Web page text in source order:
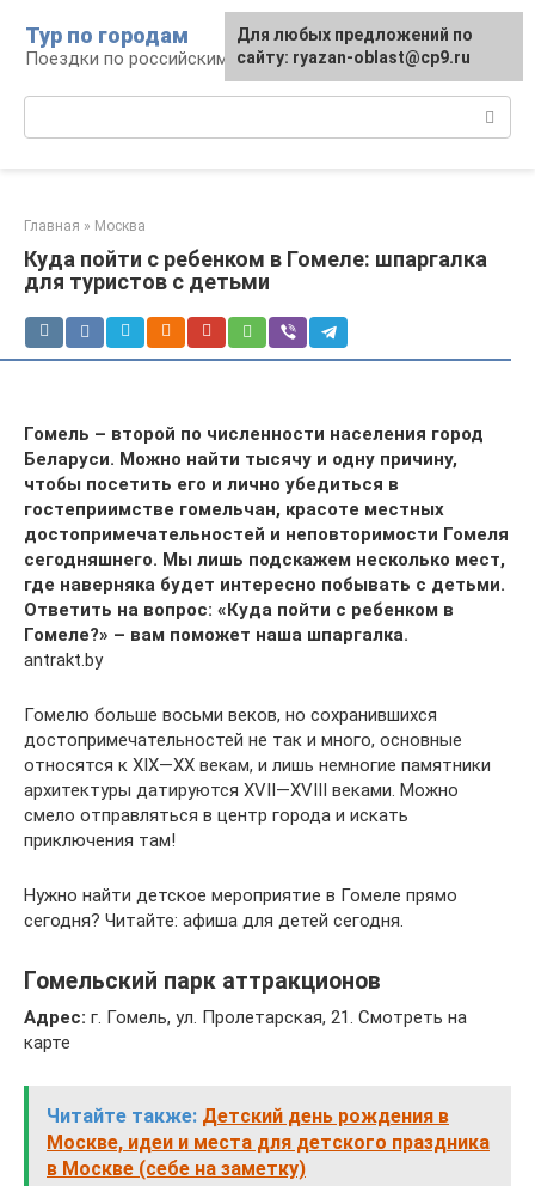
контенту
Тур по городам
Поездки по российским городам
Главная » Москва
Куда пойти с ребенком в Гомеле: шпаргалка
для туристов с детьми
Гомель – второй по численности населения город
Беларуси. Можно найти тысячу и одну причину,
чтобы посетить его и лично убедиться в
гостеприимстве гомельчан, красоте местных
достопримечательностей и неповторимости Гомеля
сегодняшнего. Мы лишь подскажем несколько мест,
где наверняка будет интересно побывать с детьми.
Ответить на вопрос: «Куда пойти с ребенком в
Гомеле?» – вам поможет наша шпаргалка.
antrakt.by
Гомелю больше восьми веков, но сохранившихся
достопримечательностей не так и много, основные
относятся к XIX—XX векам, и лишь немногие памятники
архитектуры датируются XVII—XVIII веками. Можно
смело отправляться в центр города и искать
приключения там!
Нужно найти детское мероприятие в Гомеле прямо
сегодня? Читайте: афиша для детей сегодня.
Гомельский парк аттракционов
Адрес: г. Гомель, ул. Пролетарская, 21. Смотреть на
карте
Читайте также: Детский день рождения в
Москве, идеи и места для детского праздника
в Москве (себе на заметку)
Для любых предложений по
сайту: ryazan-oblast@cp9.ru